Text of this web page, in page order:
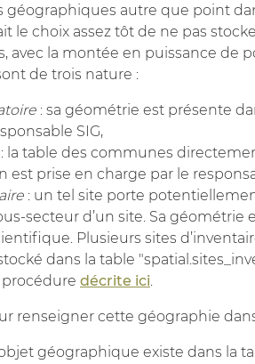
géographiques autre que point
le choix assez tôt de ne pas
avec la montée en puissance de
de trois nature :
: sa géométrie est présente
SIG,
: la table des communes
est prise en charge par le
: un tel site porte
secteur d’un site. Sa
Plusieurs sites
dans la table
décrite ici.
renseigner cette géographie
géographique existe dans la